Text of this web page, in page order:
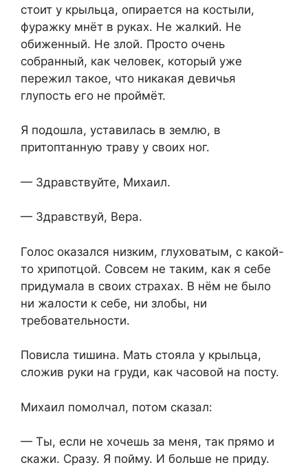
стоит у крыльца, опирается на костыли,
фуражку мнёт в руках. Не жалкий. Не
обиженный. Не злой. Просто очень
собранный, как человек, который уже
пережил такое, что никакая девичья
глупость его не проймёт.
Я подошла, уставилась в землю, в
притоптанную траву у своих ног.
— Здравствуйте, Михаил.
— Здравствуй, Вера.
Голос оказался низким, глуховатым, с какой-
то хрипотцой. Совсем не таким, как я себе
придумала в своих страхах. В нём не было
ни жалости к себе, ни злобы, ни
требовательности.
Повисла тишина. Мать стояла у крыльца,
сложив руки на груди, как часовой на посту.
Михаил помолчал, потом сказал:
— Ты, если не хочешь за меня, так прямо и
скажи. Сразу. Я пойму. И больше не приду.